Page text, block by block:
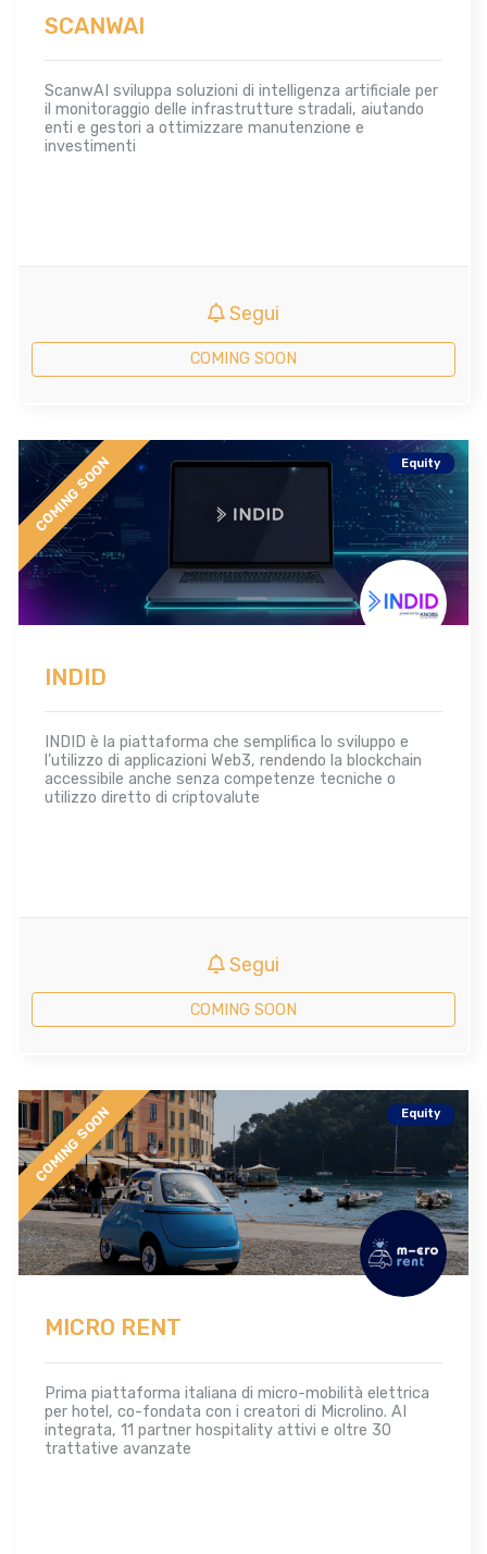
SCANWAI
ScanwAI sviluppa soluzioni di intelligenza artificiale per
il monitoraggio delle infrastrutture stradali, aiutando
enti e gestori a ottimizzare manutenzione e
investimenti
Segui
COMING SOON
COMING SOON Equity
INDID
INDID è la piattaforma che semplifica lo sviluppo e
l’utilizzo di applicazioni Web3, rendendo la blockchain
accessibile anche senza competenze tecniche o
utilizzo diretto di criptovalute
Segui
COMING SOON
COMING SOON Equity
MICRO RENT
Prima piattaforma italiana di micro-mobilità elettrica
per hotel, co-fondata con i creatori di Microlino. AI
integrata, 11 partner hospitality attivi e oltre 30
trattative avanzate